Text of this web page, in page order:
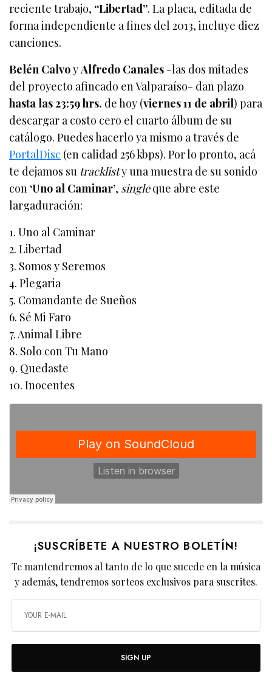
reciente trabajo, “Libertad”. La placa, editada de
forma independiente a fines del 2013, incluye diez
canciones.
Belén CalvoyAlfredo Canales -las dos mitades
del proyecto afincado en Valparaíso- dan plazo
hasta las 23:59 hrs. de hoy (viernes 11 de abril) para
descargar a costo cero el cuarto álbum de su
catálogo. Puedes hacerlo ya mismo a través de
PortalDisc (en calidad 256 kbps). Por lo pronto, acá
te dejamos su tracklisty una muestra de su sonido
con ‘Uno al Caminar’, singleque abre este
largaduración:
1. Uno al Caminar
2. Libertad
3. Somos y Seremos
4. Plegaria
5. Comandante de Sueños
6. Sé Mi Faro
7. Animal Libre
8. Solo con Tu Mano
9. Quedaste
10. Inocentes
¡SUSCRÍBETE A NUESTRO BOLETÍN!
Te mantendremos al tanto de lo que sucede en la música
y además, tendremos sorteos exclusivos para suscrites.
SIGN UP